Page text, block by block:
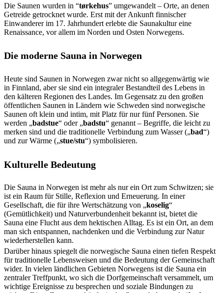
Die Saunen wurden in “tørkehus” umgewandelt – Orte, an denen
Getreide getrocknet wurde. Erst mit der Ankunft finnischer
Einwanderer im 17. Jahrhundert erlebte die Saunakultur eine
Renaissance, vor allem im Norden und Osten Norwegens.
Die moderne Sauna in Norwegen
Heute sind Saunen in Norwegen zwar nicht so allgegenwärtig wie
in Finnland, aber sie sind ein integraler Bestandteil des Lebens in
den kälteren Regionen des Landes. Im Gegensatz zu den großen
öffentlichen Saunen in Ländern wie Schweden sind norwegische
Saunen oft klein und intim, mit Platz für nur fünf Personen. Sie
werden „badstue“ oder „badstu“ genannt – Begriffe, die leicht zu
merken sind und die traditionelle Verbindung zum Wasser („bad“)
und zur Wärme („stue/stu“) symbolisieren.
Kulturelle Bedeutung
Die Sauna in Norwegen ist mehr als nur ein Ort zum Schwitzen; sie
ist ein Raum für Stille, Reflexion und Erneuerung. In einer
Gesellschaft, die für ihre Wertschätzung von „koselig“
(Gemütlichkeit) und Naturverbundenheit bekannt ist, bietet die
Sauna eine Flucht aus dem hektischen Alltag. Es ist ein Ort, an dem
man sich entspannen, nachdenken und die Verbindung zur Natur
wiederherstellen kann.
Darüber hinaus spiegelt die norwegische Sauna einen tiefen Respekt
für traditionelle Lebensweisen und die Bedeutung der Gemeinschaft
wider. In vielen ländlichen Gebieten Norwegens ist die Sauna ein
zentraler Treffpunkt, wo sich die Dorfgemeinschaft versammelt, um
wichtige Ereignisse zu besprechen und soziale Bindungen zu